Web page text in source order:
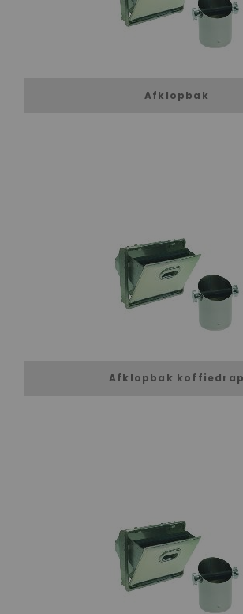
Afklopbak
Afklopbak koffiedrap